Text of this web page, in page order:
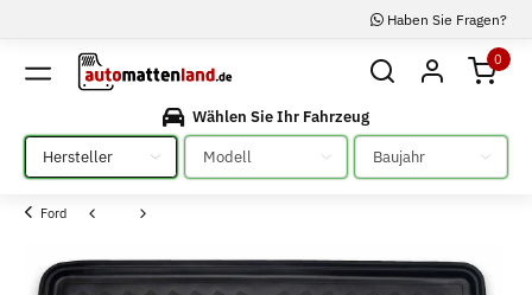
Haben Sie Fragen?
0
Wählen Sie Ihr Fahrzeug
Bitte auswählen
Bitte auswählen Bitte auswählen
Ford